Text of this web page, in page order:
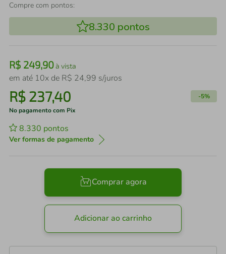
Compre com pontos:
8.330 pontos
R$ 249,90à vista
em até 10x de R$ 24,99 s/juros
R$ 237,40 -5%
No pagamento com Pix
8.330 pontos
Ver formas de pagamento
Comprar agora
Adicionar ao carrinho